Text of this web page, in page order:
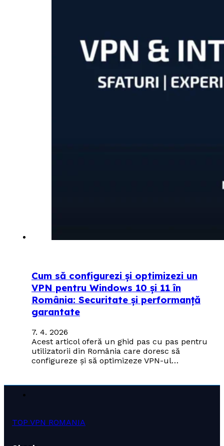
Cum să configurezi și optimizezi un
VPN pentru Windows 10 și 11 în
România: Securitate și performanță
garantate
7. 4. 2026
Acest articol oferă un ghid pas cu pas pentru
utilizatorii din România care doresc să
configureze și să optimizeze VPN-ul…
TOP VPN ROMANIA